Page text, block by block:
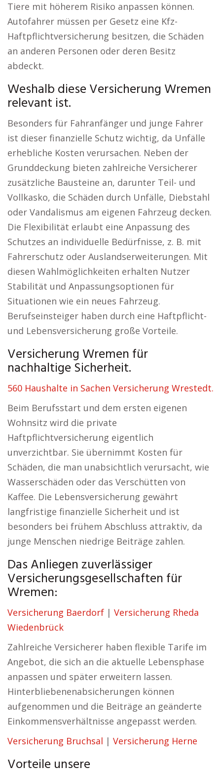
Tiere mit höherem Risiko anpassen können.
Autofahrer müssen per Gesetz eine Kfz-
Haftpflichtversicherung besitzen, die Schäden
an anderen Personen oder deren Besitz
abdeckt.
Weshalb diese Versicherung Wremen
relevant ist.
Besonders für Fahranfänger und junge Fahrer
ist dieser finanzielle Schutz wichtig, da Unfälle
erhebliche Kosten verursachen. Neben der
Grunddeckung bieten zahlreiche Versicherer
zusätzliche Bausteine an, darunter Teil- und
Vollkasko, die Schäden durch Unfälle, Diebstahl
oder Vandalismus am eigenen Fahrzeug decken.
Die Flexibilität erlaubt eine Anpassung des
Schutzes an individuelle Bedürfnisse, z. B. mit
Fahrerschutz oder Auslandserweiterungen. Mit
diesen Wahlmöglichkeiten erhalten Nutzer
Stabilität und Anpassungsoptionen für
Situationen wie ein neues Fahrzeug.
Berufseinsteiger haben durch eine Haftpflicht-
und Lebensversicherung große Vorteile.
Versicherung Wremen für
nachhaltige Sicherheit.
560 Haushalte in Sachen Versicherung Wrestedt.
Beim Berufsstart und dem ersten eigenen
Wohnsitz wird die private
Haftpflichtversicherung eigentlich
unverzichtbar. Sie übernimmt Kosten für
Schäden, die man unabsichtlich verursacht, wie
Wasserschäden oder das Verschütten von
Kaffee. Die Lebensversicherung gewährt
langfristige finanzielle Sicherheit und ist
besonders bei frühem Abschluss attraktiv, da
junge Menschen niedrige Beiträge zahlen.
Das Anliegen zuverlässiger
Versicherungsgesellschaften für
Wremen:
Versicherung Baerdorf | Versicherung Rheda
Wiedenbrück
Zahlreiche Versicherer haben flexible Tarife im
Angebot, die sich an die aktuelle Lebensphase
anpassen und später erweitern lassen.
Hinterbliebenenabsicherungen können
aufgenommen und die Beiträge an geänderte
Einkommensverhältnisse angepasst werden.
Versicherung Bruchsal | Versicherung Herne
Vorteile unsere